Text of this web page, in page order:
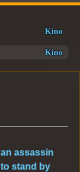
Kino
Kino
assassin
stand by